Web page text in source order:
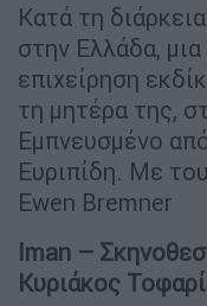
Κατά τη
στην Ελλάδα, μια
επιχείρηση
τη μητέρα της,
Εμπνευσμένο
Ευριπίδη. Με
Ewen Bremner
Iman –
Κυριάκος